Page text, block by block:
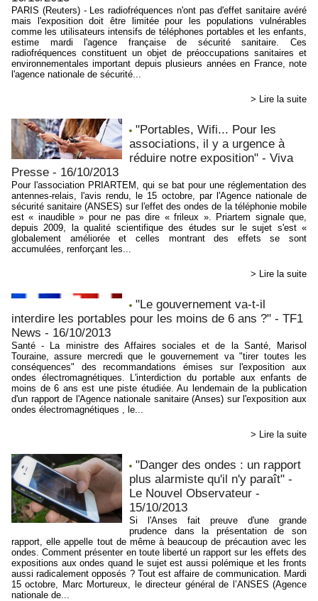
PARIS (Reuters) - Les radiofréquences n'ont pas d'effet sanitaire avéré
mais l'exposition doit être limitée pour les populations vulnérables
comme les utilisateurs intensifs de téléphones portables et les enfants,
estime mardi l'agence française de sécurité sanitaire. Ces
radiofréquences constituent un objet de préoccupations sanitaires et
environnementales important depuis plusieurs années en France, note
l'agence nationale de sécurité...
> Lire la suite
"Portables, Wifi... Pour les
associations, il y a urgence à
réduire notre exposition" - Viva
Presse - 16/10/2013
Pour l'association PRIARTEM, qui se bat pour une réglementation des
antennes-relais, l'avis rendu, le 15 octobre, par l'Agence nationale de
sécurité sanitaire (ANSES) sur l'effet des ondes de la téléphonie mobile
est « inaudible » pour ne pas dire « frileux ». Priartem signale que,
depuis 2009, la qualité scientifique des études sur le sujet s'est «
globalement améliorée et celles montrant des effets se sont
accumulées, renforçant les...
> Lire la suite
"Le gouvernement va-t-il
interdire les portables pour les moins de 6 ans ?" - TF1
News - 16/10/2013
Santé - La ministre des Affaires sociales et de la Santé, Marisol
Touraine, assure mercredi que le gouvernement va "tirer toutes les
conséquences" des recommandations émises sur l'exposition aux
ondes électromagnétiques. L'interdiction du portable aux enfants de
moins de 6 ans est une piste étudiée. Au lendemain de la publication
d'un rapport de l'Agence nationale sanitaire (Anses) sur l'exposition aux
ondes électromagnétiques , le...
> Lire la suite
"Danger des ondes : un rapport
plus alarmiste qu'il n'y paraît" -
Le Nouvel Observateur -
15/10/2013
Si l'Anses fait preuve d'une grande
prudence dans la présentation de son
rapport, elle appelle tout de même à beaucoup de précaution avec les
ondes. Comment présenter en toute liberté un rapport sur les effets des
expositions aux ondes quand le sujet est aussi polémique et les fronts
aussi radicalement opposés ? Tout est affaire de communication. Mardi
15 octobre, Marc Mortureux, le directeur général de l’ANSES (Agence
nationale de...